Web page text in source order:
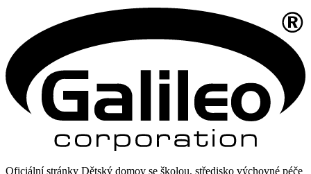
Oficiální stránky Dětský domov se školou, středisko výchovné péče